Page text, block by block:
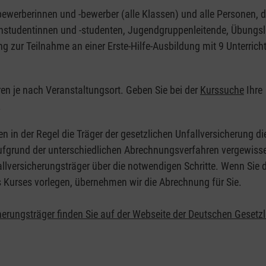
und -bewerber (alle Klassen) und alle Personen,
und -studenten, Jugendgruppenleitende,
zur Teilnahme an einer Erste-Hilfe-Ausbildung mit 9
je nach Veranstaltungsort. Geben Sie bei der Kurssuche Ihre
in der Regel die Träger der gesetzlichen Unfallversicherung
der unterschiedlichen Abrechnungsverfahren
über die notwendigen Schritte. Wenn Sie
vorlegen, übernehmen wir die Abrechnung für Sie.
finden Sie auf der Webseite der Deutschen